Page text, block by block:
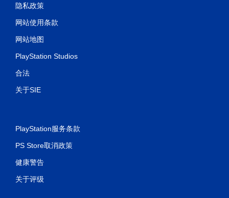
隐私政策
网站使用条款
网站地图
PlayStation Studios
合法
关于SIE
PlayStation服务条款
PS Store取消政策
健康警告
关于评级